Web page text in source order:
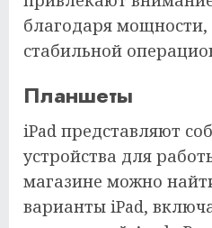
благодаря
стабильной
Планшеты
iPad представляют
устройства для
магазине можно
варианты iPad,